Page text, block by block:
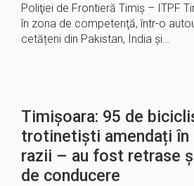
Poliţiei de Frontieră Timiş – ITPF
în zona de competenţă, într-o
cetățeni din Pakistan, India şi…
Timișoara: 95 de
trotinetiști amendați în
razii – au fost retrase
de conducere